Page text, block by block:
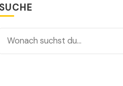
SUCHE
Suchst du nach etwas?